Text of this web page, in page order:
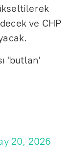
ve CHP
'butlan'
20, 2026